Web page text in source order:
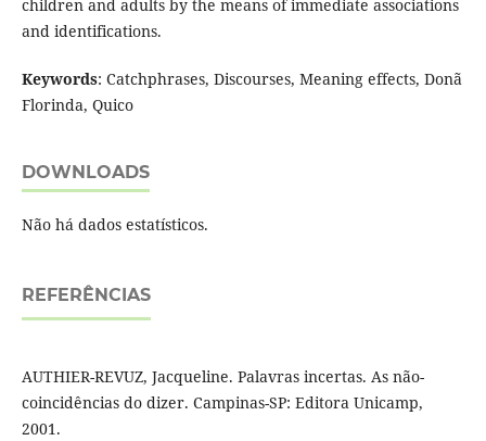
children and adults by the means of immediate associations
and identifications.
Keywords: Catchphrases, Discourses, Meaning effects, Donã
Florinda, Quico
DOWNLOADS
Não há dados estatísticos.
REFERÊNCIAS
AUTHIER-REVUZ, Jacqueline. Palavras incertas. As não-
coincidências do dizer. Campinas-SP: Editora Unicamp,
2001.